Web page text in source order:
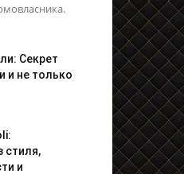
Секрет
и не только
стиля,
и